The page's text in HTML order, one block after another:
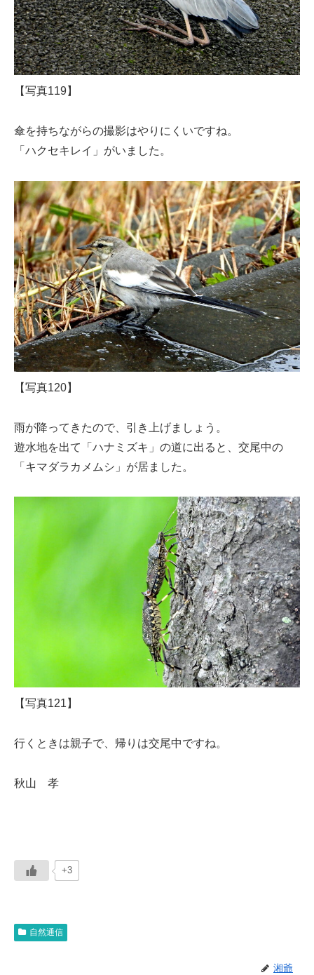
【写真119】
傘を持ちながらの撮影はやりにくいですね。
「ハクセキレイ」がいました。
【写真120】
雨が降ってきたので、引き上げましょう。
遊水地を出て「ハナミズキ」の道に出ると、交尾中の
「キマダラカメムシ」が居ました。
【写真121】
行くときは親子で、帰りは交尾中ですね。
秋山 孝
+3
自然通信
湘爺